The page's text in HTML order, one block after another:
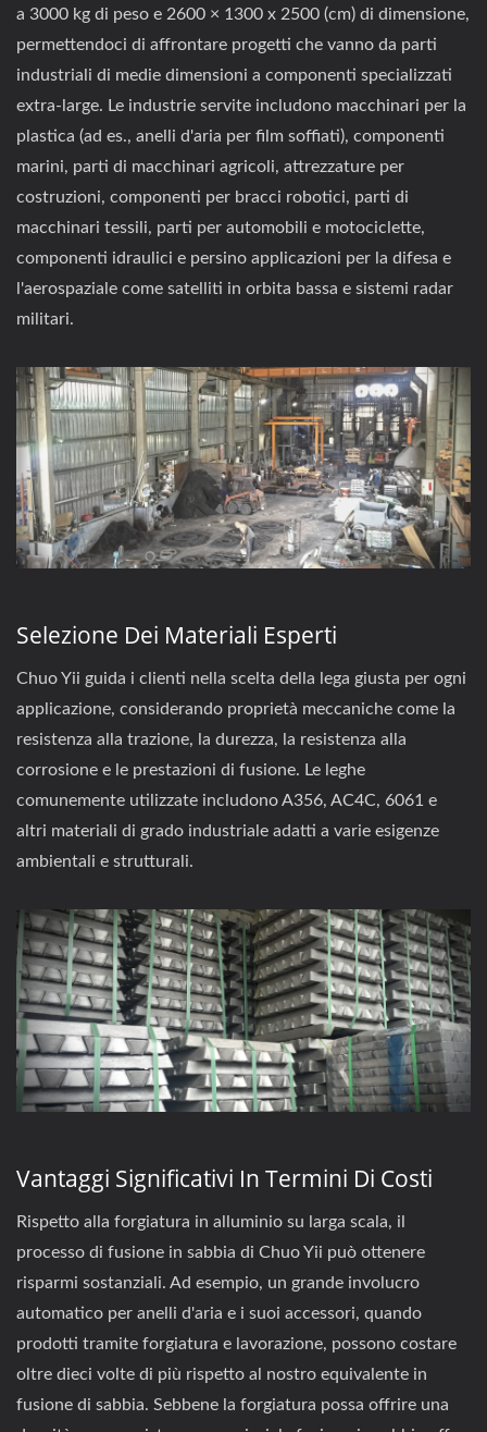
a 3000 kg di peso e 2600 × 1300 x 2500 (cm) di dimensione,
permettendoci di affrontare progetti che vanno da parti
industriali di medie dimensioni a componenti specializzati
extra-large. Le industrie servite includono macchinari per la
plastica (ad es., anelli d'aria per film soffiati), componenti
marini, parti di macchinari agricoli, attrezzature per
costruzioni, componenti per bracci robotici, parti di
macchinari tessili, parti per automobili e motociclette,
componenti idraulici e persino applicazioni per la difesa e
l'aerospaziale come satelliti in orbita bassa e sistemi radar
militari.
Selezione Dei Materiali Esperti
Chuo Yii guida i clienti nella scelta della lega giusta per ogni
applicazione, considerando proprietà meccaniche come la
resistenza alla trazione, la durezza, la resistenza alla
corrosione e le prestazioni di fusione. Le leghe
comunemente utilizzate includono A356, AC4C, 6061 e
altri materiali di grado industriale adatti a varie esigenze
ambientali e strutturali.
Vantaggi Significativi In Termini Di Costi
Rispetto alla forgiatura in alluminio su larga scala, il
processo di fusione in sabbia di Chuo Yii può ottenere
risparmi sostanziali. Ad esempio, un grande involucro
automatico per anelli d'aria e i suoi accessori, quando
prodotti tramite forgiatura e lavorazione, possono costare
oltre dieci volte di più rispetto al nostro equivalente in
fusione di sabbia. Sebbene la forgiatura possa offrire una